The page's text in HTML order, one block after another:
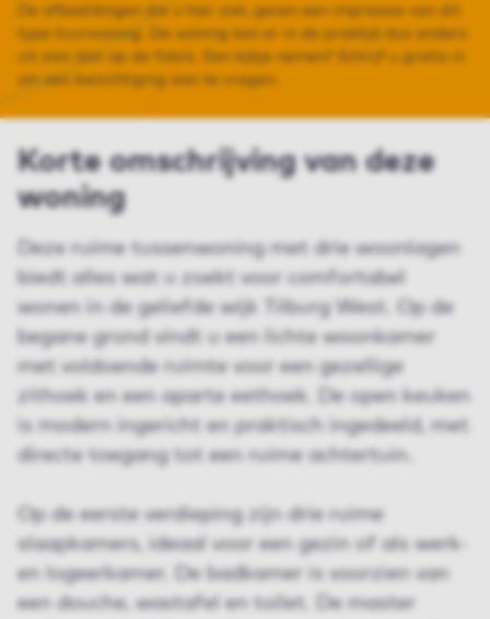
De afbeeldingen die u hier ziet, geven een impressie van dit
type huurwoning. De woning kan er in de praktijk dus anders
uit zien dan op de foto’s. Een kijkje nemen? Schrijf u gratis in
om een bezichtiging aan te vragen.
Korte omschrijving van deze
woning
Deze ruime tussenwoning met drie woonlagen
biedt alles wat u zoekt voor comfortabel
wonen in de geliefde wijk Tilburg West. Op de
begane grond vindt u een lichte woonkamer
met voldoende ruimte voor een gezellige
zithoek en een aparte eethoek. De open keuken
is modern ingericht en praktisch ingedeeld, met
directe toegang tot een ruime achtertuin.
Op de eerste verdieping zijn drie ruime
slaapkamers, ideaal voor een gezin of als werk-
en logeerkamer. De badkamer is voorzien van
een douche, wastafel en toilet. De master